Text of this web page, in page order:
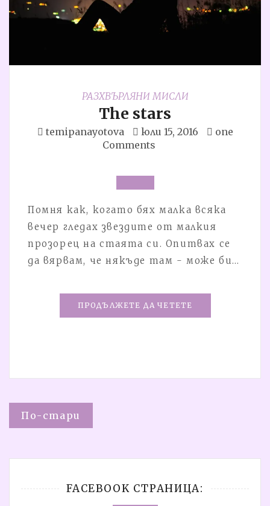
РАЗХВЪРЛЯНИ МИСЛИ
The stars
temipanayotova юли 15, 2016
one
Comments
Помня как, когато бях малка всяка
вечер гледах звездите от малкия
прозорец на стаята си. Опитвах се
да вярвам, че някъде там - може би…
ПРОДЪЛЖЕТЕ ДА ЧЕТЕТЕ
Навигация
По-стари
FACEBOOK СТРАНИЦА: